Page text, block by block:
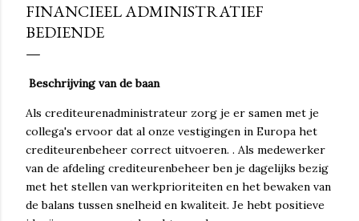
FINANCIEEL ADMINISTRATIEF
BEDIENDE
Beschrijving van de baan
Als crediteurenadministrateur zorg je er samen met je
collega's ervoor dat al onze vestigingen in Europa het
crediteurenbeheer correct uitvoeren. . Als medewerker
van de afdeling crediteurenbeheer ben je dagelijks bezig
met het stellen van werkprioriteiten en het bewaken van
de balans tussen snelheid en kwaliteit. Je hebt positieve